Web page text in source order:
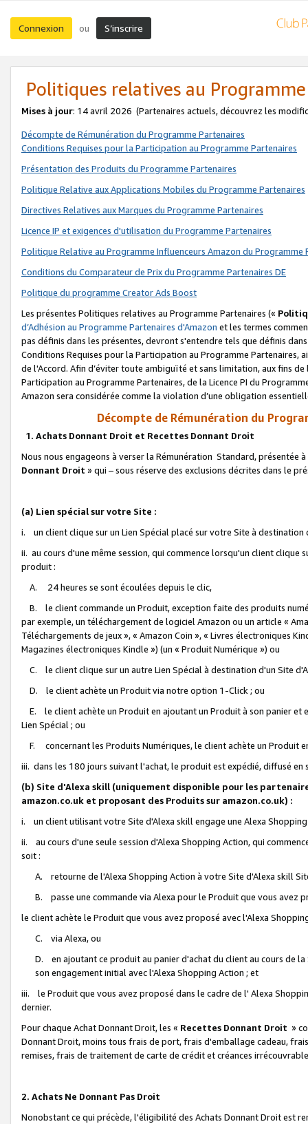
Connexion ou S’inscrire
Politiques relatives au
Mises à jour: 14 avril 2026 (Partenaires actuels, découvrez les
Décompte de Rémunération du Programme Partenaires
Conditions Requises pour la Participation au Programme Partenaires
Présentation des Produits du Programme Partenaires
Politique Relative aux Applications Mobiles du Programme Partenaires
Directives Relatives aux Marques du Programme Partenaires
Licence IP et exigences d'utilisation du Programme Partenaires
Politique Relative au Programme Influenceurs Amazon du Programme
Conditions du Comparateur de Prix du Programme Partenaires DE
Politique du programme Creator Ads Boost
Les présentes Politiques relatives au Programme Partenaires («
d’Adhésion au Programme Partenaires d'Amazon et les termes
pas définis dans les présentes, devront s'entendre tels que définis
Conditions Requises pour la Participation au Programme Partenaires,
de l'Accord. Afin d’éviter toute ambiguïté et sans limitation, aux fins
Participation au Programme Partenaires, de la Licence PI du
Amazon sera considérée comme la violation d’une obligation
Décompte de Rémunération du
1. Achats Donnant Droit et Recettes Donnant Droit
Nous nous engageons à verser la Rémunération Standard, présentée
Donnant Droit » qui – sous réserve des exclusions décrites dans le
(a) Lien spécial sur votre Site :
i. un client clique sur un Lien Spécial placé sur votre Site à destination
ii. au cours d'une même session, qui commence lorsqu'un client
produit :
A. 24 heures se sont écoulées depuis le clic,
B. le client commande un Produit, exception faite des produits
par exemple, un téléchargement de logiciel Amazon ou un article «
Téléchargements de jeux », « Amazon Coin », « Livres électroniques
Magazines électroniques Kindle ») (un « Produit Numérique ») ou
C. le client clique sur un autre Lien Spécial à destination d'un Site
D. le client achète un Produit via notre option 1-Click ; ou
E. le client achète un Produit en ajoutant un Produit à son panier et
Lien Spécial ; ou
F. concernant les Produits Numériques, le client achète un Produit
iii. dans les 180 jours suivant l'achat, le produit est expédié, diffusé
(b) Site d'Alexa skill (uniquement disponible pour les
amazon.co.uk et proposant des Produits sur amazon.co.uk) :
i. un client utilisant votre Site d'Alexa skill engage une Alexa
ii. au cours d'une seule session d'Alexa Shopping Action, qui
soit :
A. retourne de l'Alexa Shopping Action à votre Site d'Alexa skill
B. passe une commande via Alexa pour le Produit que vous avez
le client achète le Produit que vous avez proposé avec l'Alexa
C. via Alexa, ou
D. en ajoutant ce produit au panier d'achat du client au cours de
son engagement initial avec l'Alexa Shopping Action ; et
iii. le Produit que vous avez proposé dans le cadre de l' Alexa
dernier.
Pour chaque Achat Donnant Droit, les « Recettes Donnant Droit »
Donnant Droit, moins tous frais de port, frais d'emballage cadeau,
remises, frais de traitement de carte de crédit et créances
2. Achats Ne Donnant Pas Droit
Nonobstant ce qui précède, l'éligibilité des Achats Donnant Droit est